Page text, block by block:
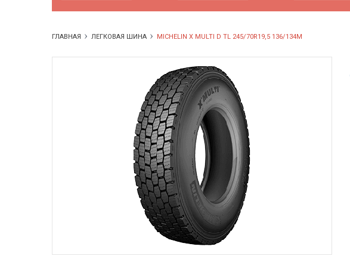
ГЛАВНАЯ ЛЕГКОВАЯ ШИНА MICHELIN X MULTI D TL 245/70R19,5 136/134M